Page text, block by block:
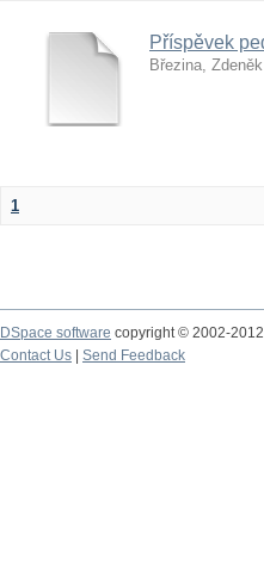
Příspěvek
Březina, Zdeněk
1
DSpace software copyright © 2002-2012
Contact Us
Send Feedback